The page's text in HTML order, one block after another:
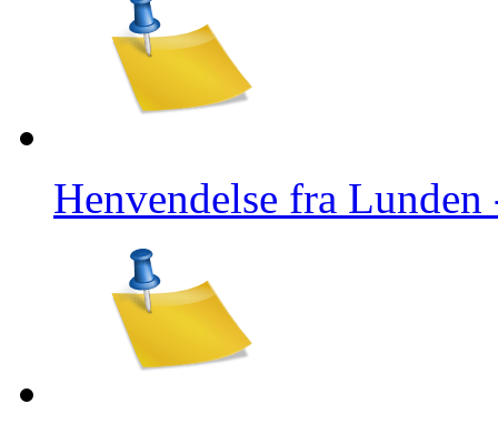
Henvendelse fra